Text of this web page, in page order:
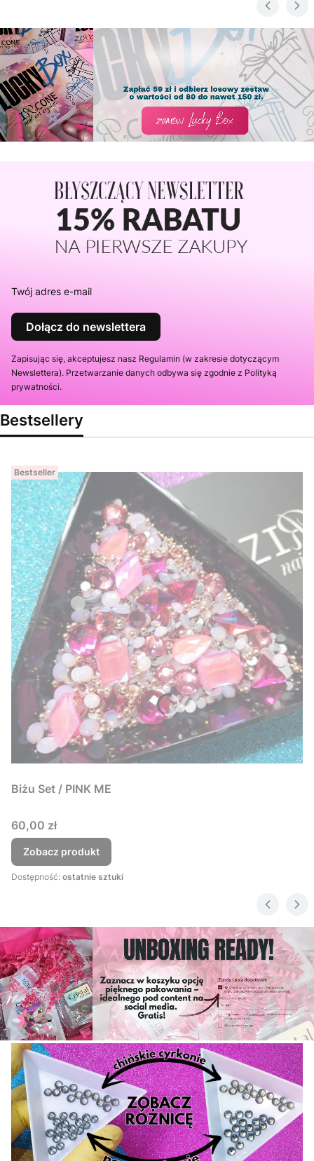
Twój adres e-mail
Dołącz do newslettera
Zapisując się, akceptujesz nasz Regulamin (w zakresie dotyczącym
Newslettera). Przetwarzanie danych odbywa się zgodnie z Polityką
prywatności.
Bestsellery
Bestseller
Biżu Set / PINK ME
Cena
60,00 zł
Zobacz produkt
Dostępność: ostatnie sztuki